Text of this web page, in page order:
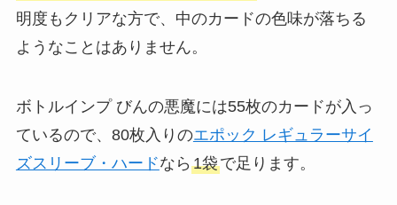
明度もクリアな方で、中のカードの色味が落ちる
ようなことはありません。
ボトルインプ びんの悪魔には55枚のカードが入っ
ているので、80枚入りのエポック レギュラーサイ
ズスリーブ・ハードなら 1袋で足ります。